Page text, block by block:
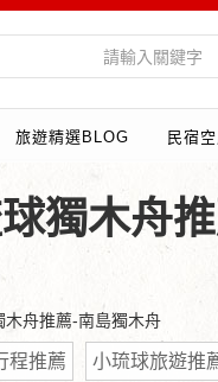
旅遊精選BLOG 民宿
獨木舟
舟推薦-南島獨木舟
程推薦 小琉球旅遊推